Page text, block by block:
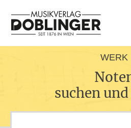
WERK
suchen